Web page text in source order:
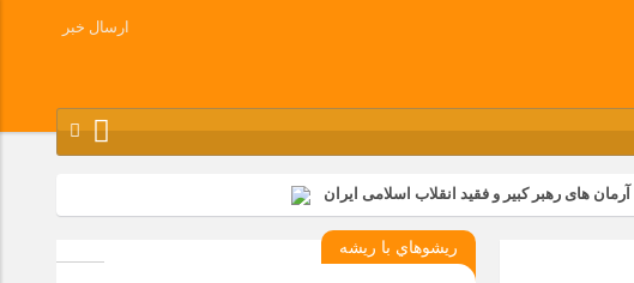
ارسال خبر
های رهبر کبیر و فقید انقلاب اسلامی ایران
در شرکت زامیاد
بزرگداشت سالروز آزادسازی خرمشهر در شرکت پارس خودرو برگزار شد
ريشوهاي با ريشه